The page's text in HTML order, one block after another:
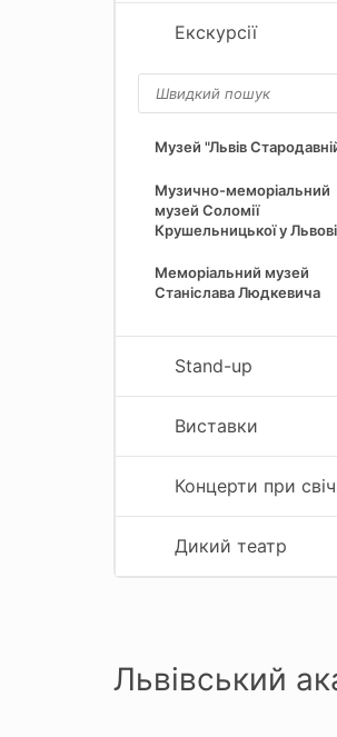
Екскурсії
Музей "Львів
Музично-меморіальний
музей Соломії
Крушельницької у Львові
Меморіальний музей
Станіслава Людкевича
Stand-up
Виставки
Концерти при
Дикий театр
Львівський